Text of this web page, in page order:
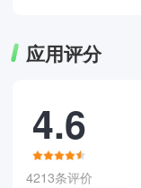
应用评分
4.6
4213条评价